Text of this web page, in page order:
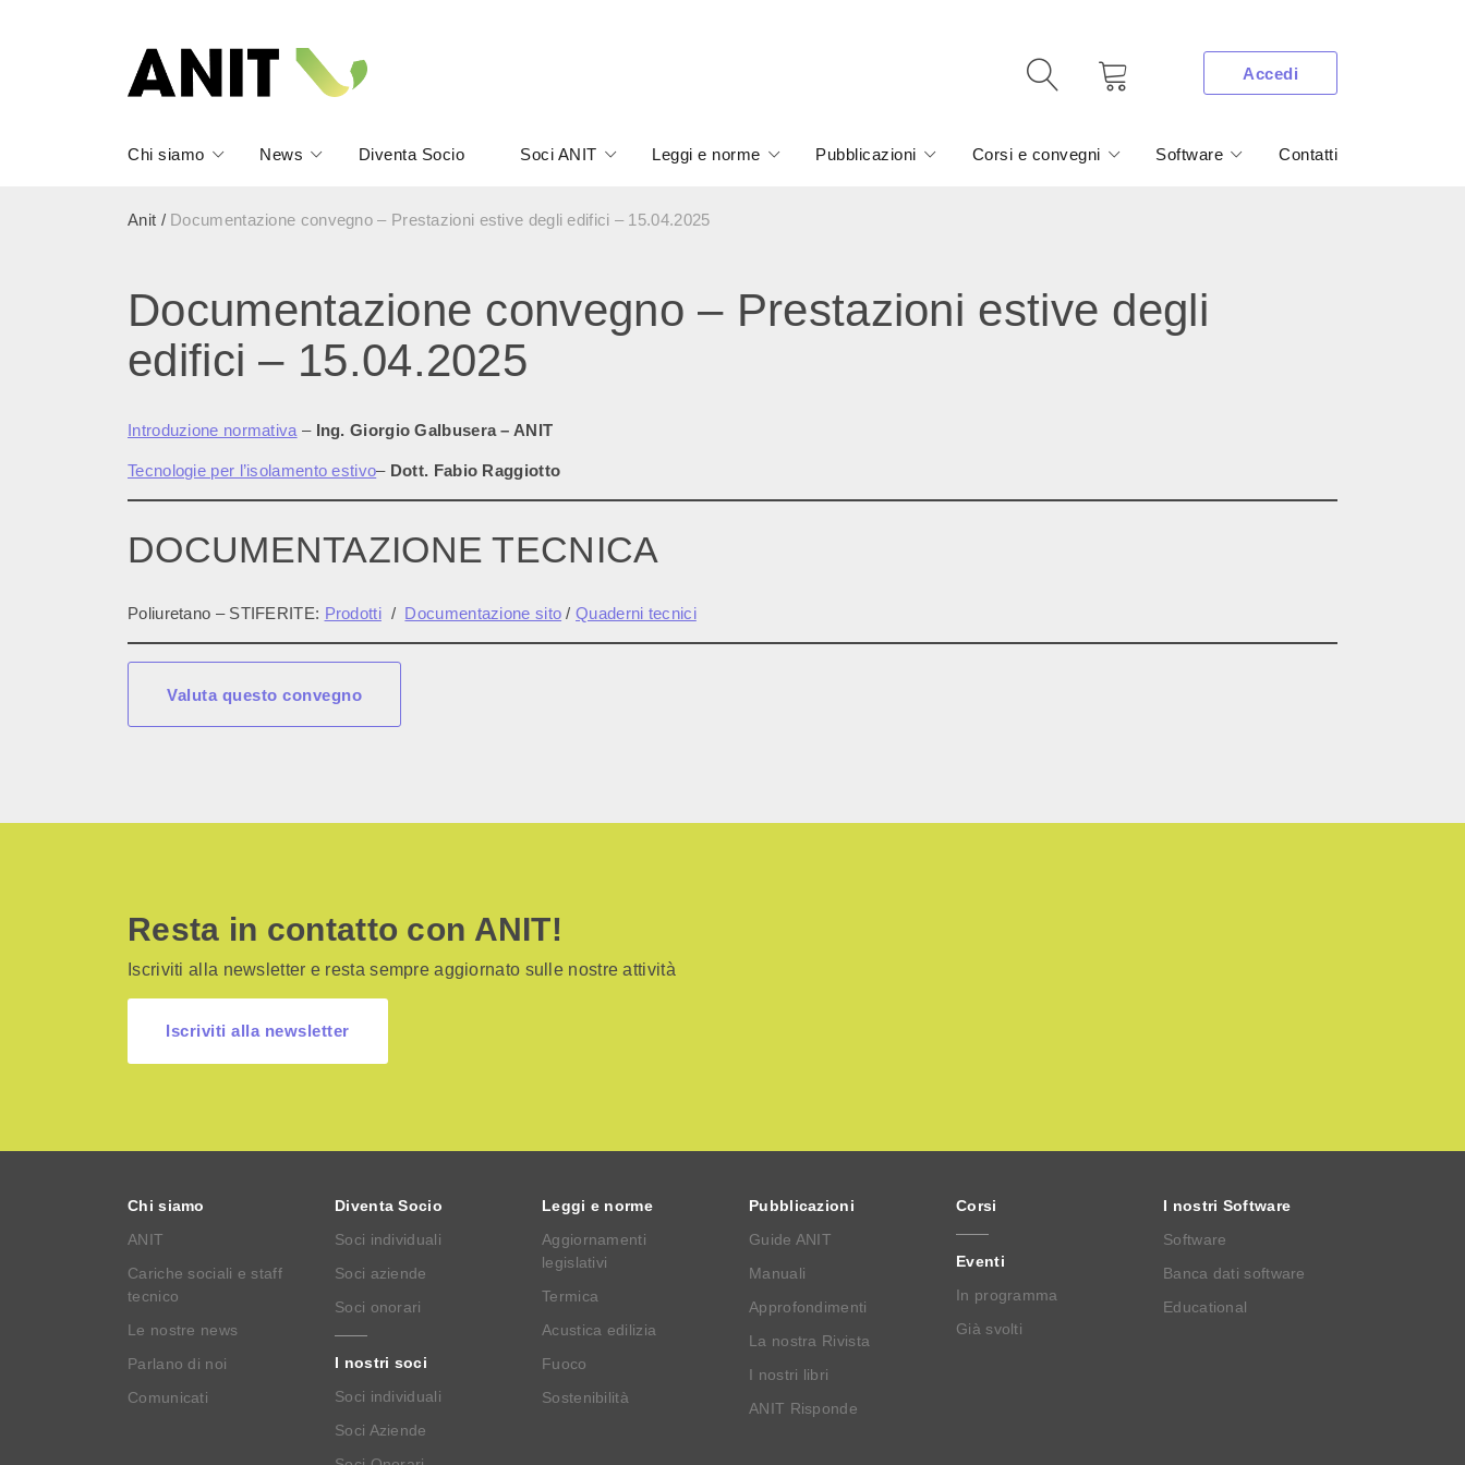
Accedi
Chi siamo News Diventa Socio Soci ANIT Leggi e norme Pubblicazioni Corsi e convegni Software Contatti
Anit / Documentazione convegno – Prestazioni estive degli edifici – 15.04.2025
Documentazione convegno – Prestazioni estive degli
edifici – 15.04.2025
Introduzione normativa – Ing. Giorgio Galbusera – ANIT
Tecnologie per l’isolamento estivo– Dott. Fabio Raggiotto
DOCUMENTAZIONE TECNICA
Poliuretano – STIFERITE: Prodotti/ Documentazione sito /Quaderni tecnici
Valuta questo convegno
Resta in contatto con ANIT!
Iscriviti alla newsletter e resta sempre aggiornato sulle nostre attività
Iscriviti alla newsletter
Chi siamo
ANIT
Cariche sociali e staff
tecnico
Le nostre news
Parlano di noi
Comunicati
Diventa Socio
Soci individuali
Soci aziende
Soci onorari
I nostri soci
Soci individuali
Soci Aziende
Leggi e norme
Aggiornamenti
legislativi
Termica
Acustica edilizia
Fuoco
Sostenibilità
Pubblicazioni
Guide ANIT
Manuali
Approfondimenti
La nostra Rivista
I nostri libri
ANIT Risponde
Corsi
Eventi
In programma
Già svolti
I nostri Software
Software
Banca dati software
Educational